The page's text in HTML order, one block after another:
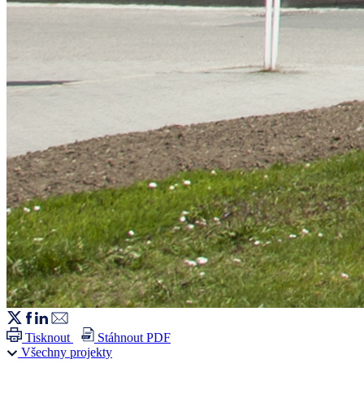
Tisknout
Stáhnout PDF
Všechny projekty